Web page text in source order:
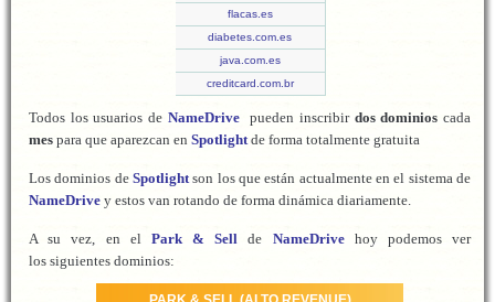
flacas.es
diabetes.com.es
java.com.es
creditcard.com.br
Todos los usuarios de NameDrive pueden inscribir dos dominios cada
mes para que aparezcan en Spotlightde forma totalmente gratuita
Los dominios de Spotlightson los que están actualmente en el sistema de
NameDrive y estos van rotando de forma dinámica diariamente.
A su vez, en el Park & Sell de NameDrivehoy podemos ver
los siguientes dominios: